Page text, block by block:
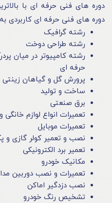
دوره های فنی حرفه ای با
دوره های فنی حرفه ای کاربردی
رشته گرافیک
رشته طراحی دوخت
رشته کامپیوتر در میان
حرفه ای
پرورش گل و گیاهان زینتی
ساخت و تولید
برق صنعتی
تعمیرات انواع لوازم خانگی
تعمیرات موبایل
نصب و تعمیر کولر گازی و
تعمیر برد الکترونیکی
مکانیک خودرو
تعمیرات و نصب دوربین
نصب دزدگیر اماکن
تشخیص رنگ خودرو